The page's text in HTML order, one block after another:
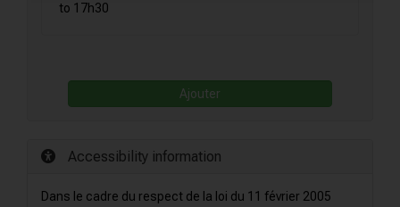
to 17h30
Ajouter
Accessibility information
Dans le cadre du respect de la loi du 11 février 2005